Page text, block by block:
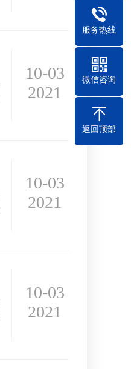
10-03
2021
10-03
2021
10-03
2021
服务热线
微信咨询
返回顶部